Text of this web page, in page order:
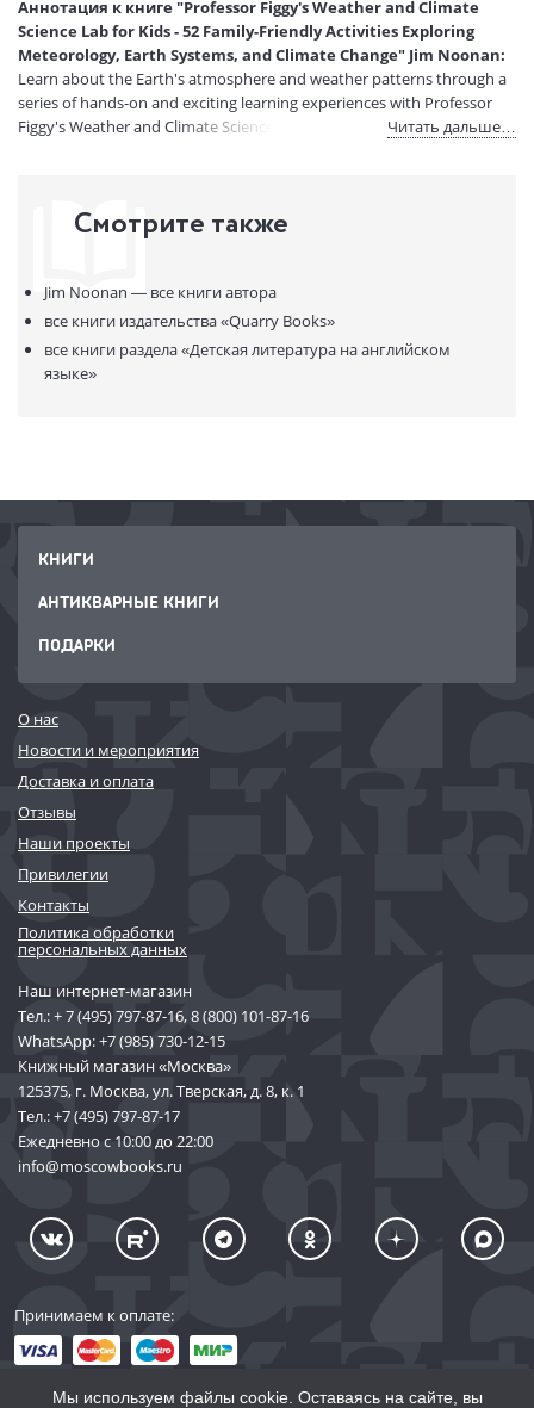
Код товара:
50097786
Артикул:
15553550
ISBN:
9780760370858
В продаже с:
13.12.2024
Аннотация к книге "Professor Figgy's Weather and Climate
Science Lab for Kids - 52 Family-Friendly Activities Exploring
Meteorology, Earth Systems, and Climate Change" Jim Noonan:
Learn about the Earth's atmosphere and weather patterns through a
series of hands-on and exciting learning experiences with Professor
Figgy's Weather and Climate Science Lab for Kids.
Читать дальше…
Смотрите также
Jim Noonan — все книги автора
все книги издательства«Quarry Books»
все книги раздела«Детская литература на английском
языке»
КНИГИ
АНТИКВАРНЫЕ КНИГИ
ПОДАРКИ
О нас
Новости и мероприятия
Доставка и оплата
Отзывы
Наши проекты
Привилегии
Контакты
Политика обработки
персональных данных
Наш интернет-магазин
Тел.:+ 7 (495) 797-87-16,8 (800) 101-87-16
WhatsApp:+7 (985) 730-12-15
Книжный магазин «Москва»
125375, г. Москва, ул. Тверская, д. 8, к. 1
Тел.:+7 (495) 797-87-17
Ежедневно с 10:00 до 22:00
info@moscowbooks.ru
Принимаем к оплате:
Мы используем файлы cookie. Оставаясь на сайте, вы